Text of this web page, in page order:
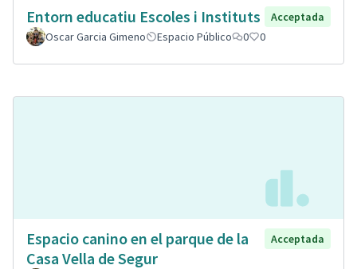
Entorn educatiu Escoles i Instituts
Acceptada
Oscar Garcia Gimeno
Espacio Público 0 0
Espacio canino en el parque de la
Casa Vella de Segur
Acceptada